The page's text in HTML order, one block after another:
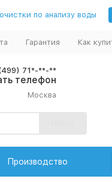
по анализу воды
Гарантия Как
71*-**-**
телефон
Москва
Производство